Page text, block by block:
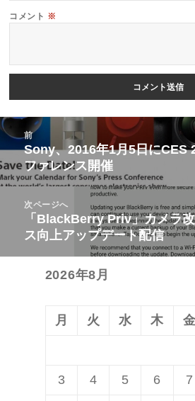
コメント ※
投
稿
ナ
ビ
前
前
の
投
稿:
Sony、2016年1月5日にCES
ファレンス開催
次ページへ
次
の
投
「BlackBerry Priv」カメラ
ス向上アップデート配信
2026年8月
月 火 水 木 金
3 4 5 6 7